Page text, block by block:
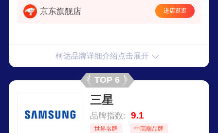
京东旗舰店 进店逛逛
柯达品牌详细介绍点击展开
TOP 6
三星
品牌指数: 9.1
世界名牌 中高端品牌